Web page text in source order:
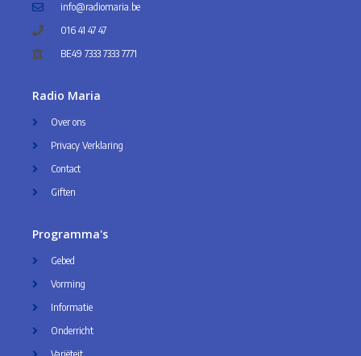
info@radiomaria.be
016 41 47 47
BE49 7333 7333 7771
Radio Maria
Over ons
Privacy Verklaring
Contact
Giften
Programma's
Gebed
Vorming
Informatie
Onderricht